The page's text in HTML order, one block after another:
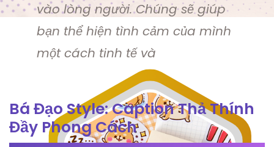
vào lòng người. Chúng sẽ giúp
bạn thể hiện tình cảm của mình
một cách tinh tế và
Bá Đạo Style: Caption Thả Thính
Đầy Phong Cách